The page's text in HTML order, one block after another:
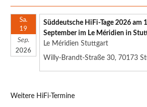
Sa.
19
Sep.
2026
Süddeutsche HiFi-Tage 2026 am
September im Le Méridien in
Le Méridien Stuttgart
Willy-Brandt-Straße 30, 70173
Weitere HiFi-Termine